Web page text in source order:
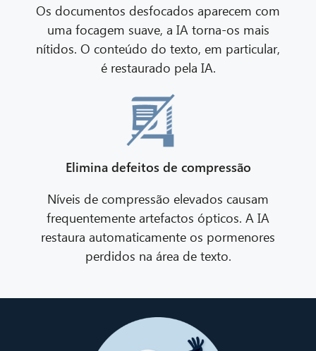
Os documentos desfocados aparecem com
uma focagem suave, a IA torna-os mais
nítidos. O conteúdo do texto, em particular,
é restaurado pela IA.
Elimina defeitos de compressão
Níveis de compressão elevados causam
frequentemente artefactos ópticos. A IA
restaura automaticamente os pormenores
perdidos na área de texto.